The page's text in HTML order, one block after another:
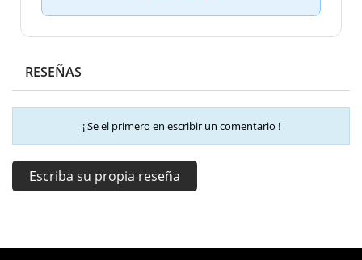
RESEÑAS
¡ Se el primero en escribir un comentario !
Escriba su propia reseña